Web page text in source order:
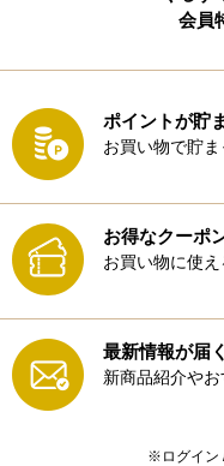
会員
ポイントが貯
お買い物で貯
お得なクーポ
お買い物に使
最新情報が届く
新商品紹介やお
※ログイン